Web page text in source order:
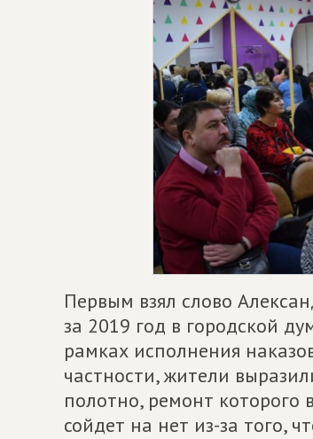
Первым взял слово
за 2019 год в городской
рамках исполнения
частности, жители
полотно, ремонт
сойдет на нет из-за того,